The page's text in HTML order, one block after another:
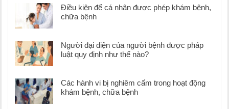
Điều kiện để cá nhân được phép khám bệnh,
chữa bệnh
Người đại diện của người bệnh được pháp
luật quy định như thế nào?
Các hành vi bị nghiêm cấm trong hoạt động
khám bệnh, chữa bệnh